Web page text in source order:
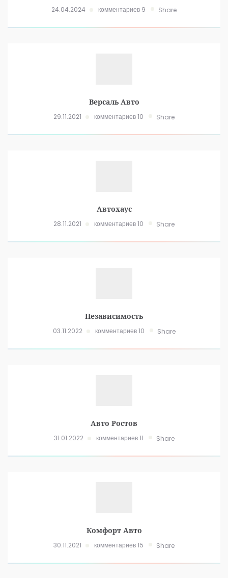
24.04.2024 комментариев 9 Share
Версаль Авто
29.11.2021 комментариев 10 Share
Автохаус
28.11.2021 комментариев 10 Share
Независимость
03.11.2022 комментариев 10 Share
Авто Ростов
31.01.2022 комментариев 11 Share
Комфорт Авто
30.11.2021 комментариев 15 Share